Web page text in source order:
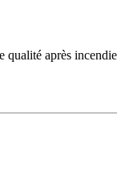
après